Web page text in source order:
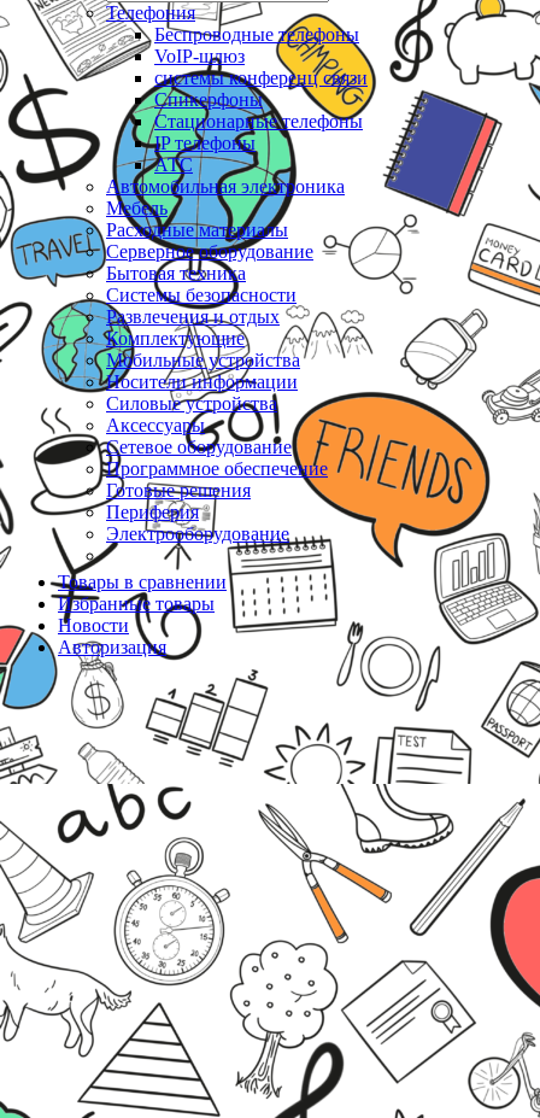
Телефония
Беспроводные телефоны
VoIP-шлюз
системы конференц связи
Спикерфоны
Стационарные телефоны
IP телефоны
АТС
Автомобильная электроника
Мебель
Расходные материалы
Серверное оборудование
Бытовая техника
Системы безопасности
Развлечения и отдых
Комплектующие
Мобильные устройства
Носители информации
Силовые устройства
Аксессуары
Сетевое оборудование
Программное обеспечение
Готовые решения
Периферия
Электрооборудование
Товары в сравнении
Избранные товары
Новости
Авторизация